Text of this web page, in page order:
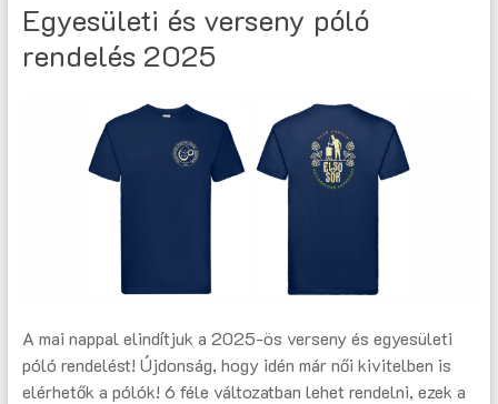
Egyesületi és verseny póló
rendelés 2025
A mai nappal elindítjuk a 2025-ös verseny és egyesületi
póló rendelést! Újdonság, hogy idén már női kivitelben is
elérhetők a pólók! 6 féle változatban lehet rendelni, ezek a